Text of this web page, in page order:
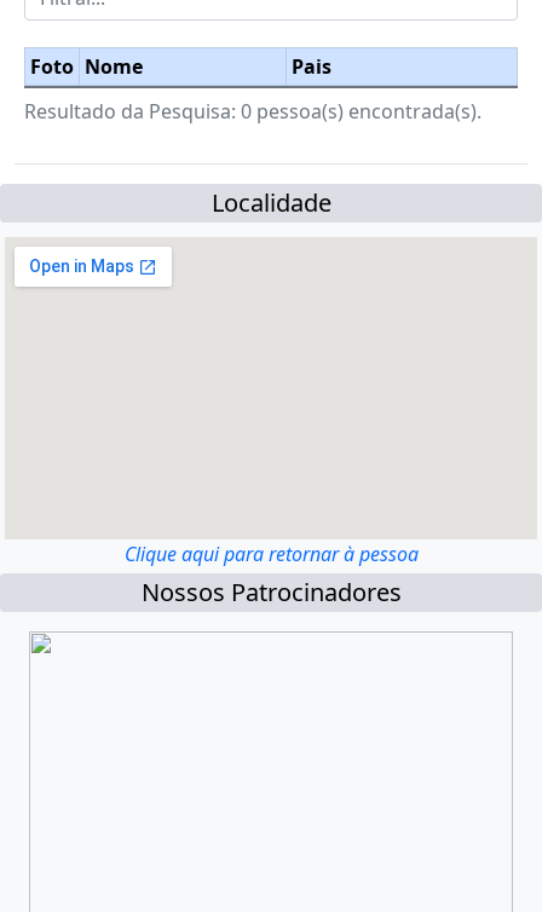
Foto Nome
Pais
Resultado da Pesquisa: 0 pessoa(s) encontrada(s).
Localidade
Clique aqui para retornar à pessoa
Nossos Patrocinadores